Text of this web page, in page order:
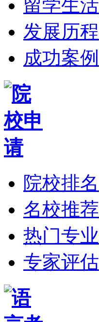
留学生活
发展历程
成功案例
院校排名
名校推荐
热门专业
专家评估